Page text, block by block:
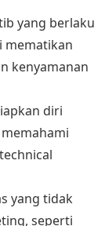
yang berlaku
mematikan
kenyamanan
diri
yang tidak
seperti